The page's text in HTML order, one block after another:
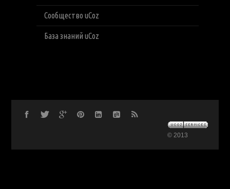
Сообщество uCoz
База знаний uCoz
© 2013